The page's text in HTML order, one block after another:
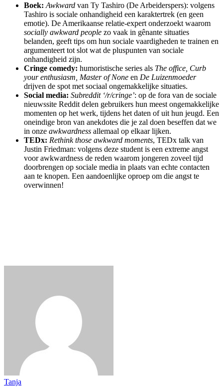
Boek: Awkward van Ty Tashiro (De Arbeiderspers): volgens
Tashiro is sociale onhandigheid een karaktertrek (en geen
emotie). De Amerikaanse relatie-expert onderzoekt waarom
socially awkward people zo vaak in gênante situaties
belanden, geeft tips om hun sociale vaardigheden te trainen en
argumenteert tot slot wat de pluspunten van sociale
onhandigheid zijn.
Cringe comedy: humoristische series als The office, Curb
your enthusiasm, Master of None en De Luizenmoeder
drijven de spot met sociaal ongemakkelijke situaties.
Social media: Subreddit ‘/r/cringe’: op de fora van de sociale
nieuwssite Reddit delen gebruikers hun meest ongemakkelijke
momenten op het werk, tijdens het daten of uit hun jeugd. Een
oneindige bron van anekdotes die je zal doen beseffen dat we
in onze awkwardness allemaal op elkaar lijken.
TEDx: Rethink those awkward moments, TEDx talk van
Justin Friedman: volgens deze student is een extreme angst
voor awkwardness de reden waarom jongeren zoveel tijd
doorbrengen op sociale media in plaats van echte contacten
aan te knopen. Een aandoenlijke oproep om die angst te
overwinnen!
Tanja